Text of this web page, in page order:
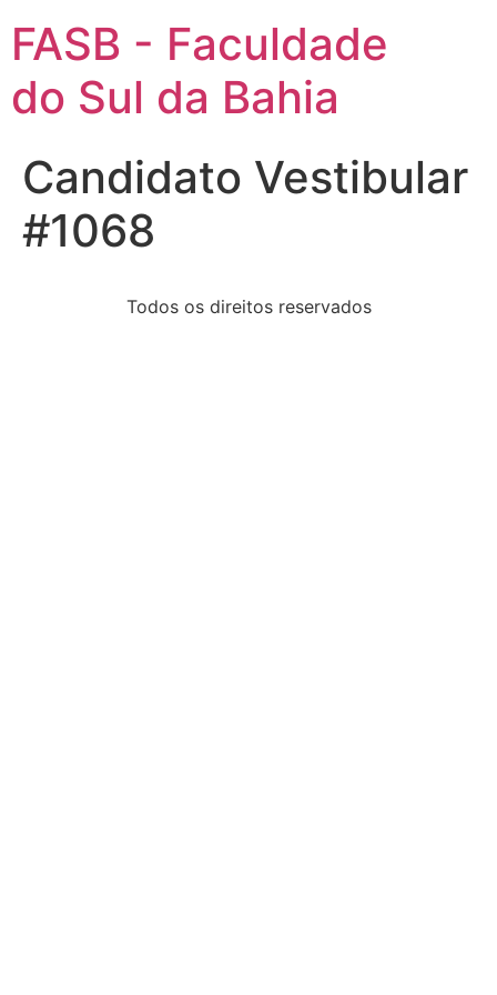
FASB - Faculdade
do Sul da Bahia
Candidato Vestibular
#1068
Todos os direitos reservados